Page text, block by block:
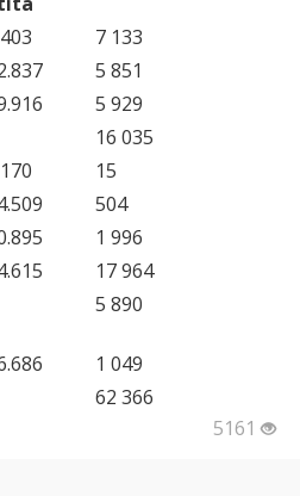
7 133
5 851
5 929
16 035
15
504
1 996
17 964
5 890
1 049
62 366
5161